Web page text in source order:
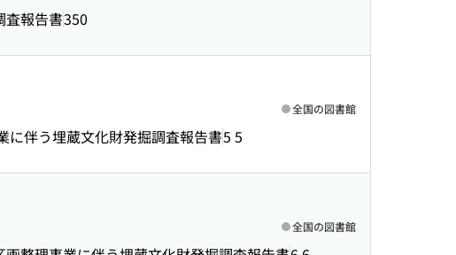
査報告書350
に伴う埋蔵文化財発掘調査報告書5 5
全国の図書館
全国の図書館